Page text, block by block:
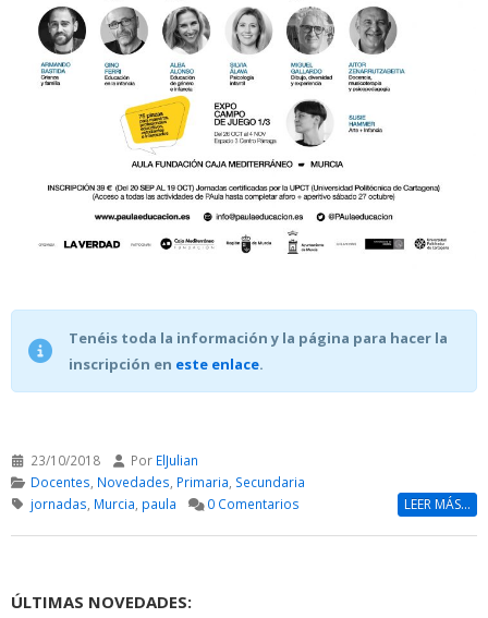
Tenéis toda la información y la página para hacer la
inscripción en este enlace.
23/10/2018 Por ElJulian
Docentes Novedades Primaria Secundaria
jornadas Murcia paula 0 Comentarios LEER MÁS...
ÚLTIMAS NOVEDADES: